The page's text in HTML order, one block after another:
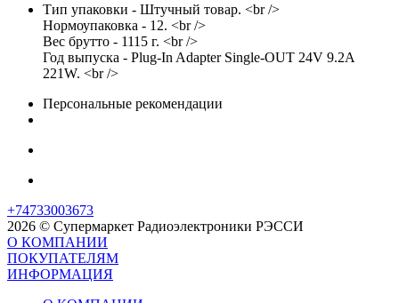
Тип упаковки - Штучный товар. <br />
Нормоупаковка - 12. <br />
Вес брутто - 1115 г. <br />
Год выпуска - Plug-In Adapter Single-OUT 24V 9.2A
221W. <br />
Персональные рекомендации
+74733003673
2026 © Супермаркет Радиоэлектроники РЭССИ
О КОМПАНИИ
ПОКУПАТЕЛЯМ
ИНФОРМАЦИЯ